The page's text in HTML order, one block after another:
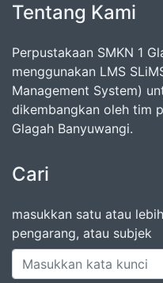
Tentang Kami
Perpustakaan SMKN 1
menggunakan LMS
Management System)
dikembangkan oleh tim
Glagah Banyuwangi.
Cari
masukkan satu atau
pengarang, atau subjek